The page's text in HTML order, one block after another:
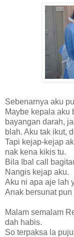
Sebenarnya aku
Maybe kepala aku
bayangan darah,
blah. Aku tak ikut,
Tapi kejap-kejap
nak kena kikis tu.
Bila Ibal call
Nangis kejap aku.
Aku ni apa aje lah
Anak bersunat pun
Malam semalam
dah habis.
So terpaksa la